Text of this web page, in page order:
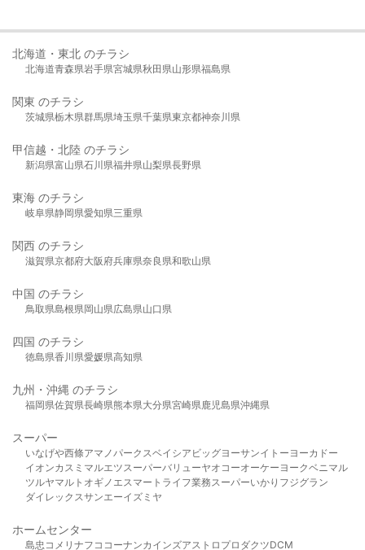
北海道・東北 のチラシ
北海道青森県岩手県宮城県秋田県山形県福島県
関東 のチラシ
茨城県栃木県群馬県埼玉県千葉県東京都神奈川県
甲信越・北陸 のチラシ
新潟県富山県石川県福井県山梨県長野県
東海 のチラシ
岐阜県静岡県愛知県三重県
関西 のチラシ
滋賀県京都府大阪府兵庫県奈良県和歌山県
中国 のチラシ
鳥取県島根県岡山県広島県山口県
四国 のチラシ
徳島県香川県愛媛県高知県
九州・沖縄 のチラシ
福岡県佐賀県長崎県熊本県大分県宮崎県鹿児島県沖縄県
スーパー
いなげや西條アマノパークスベイシア ビッグヨーサンイトーヨーカドー
イオンカスミ マルエツスーパーバリューヤオコーオーケー ヨークベニマル
ツルヤマルト オギノ エスマート ライフ業務スーパーいかり フジグラン
ダイレックスサンエーイズミヤ
ホームセンター
島忠 コメリ ナフコ コーナンカインズアストロプロダクツDCM